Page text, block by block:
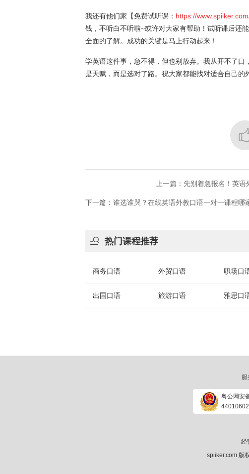
我还有他们家【免费试听课： https://
钱，不听白不听啦~或许对大家有帮助！试听课后还
全面的了解。成功的关键是马上行动起来！
学英语这件事，急不得，但也别放弃。我从开不了
是天赋，而是选对了路。祝大家都能找对适合自己的
上一篇：​先别着急报名！英
下一篇：谁选谁哭？在线英语外教口语一对一课程哪
 热门课程推荐
商务口语 外贸口语 职场口
出国口语 旅游口语 雅思口
服
粤公网安
经
spiiker.com 版